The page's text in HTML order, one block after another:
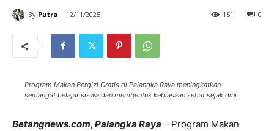
By Putra 12/11/2025 0
151
Program Makan Bergizi Gratis di Palangka Raya meningkatkan
semangat belajar siswa dan membentuk kebiasaan sehat sejak dini.
Betangnews.com, Palangka Raya – Program Makan